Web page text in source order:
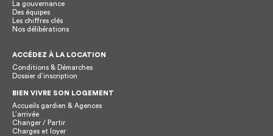
La gouvernance
Des équipes
Les chiffres clés
Nos délibérations
ACCÉDEZ À LA LOCATION
Conditions & Démarches
Dossier d’inscription
BIEN VIVRE SON LOGEMENT
Accueils gardien & Agences
L’arrivée
Changer / Partir
Charges et loyer